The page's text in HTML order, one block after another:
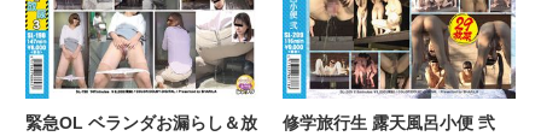
緊急OL ベランダお漏らし＆放
修学旅行生 露天風呂小便 弐